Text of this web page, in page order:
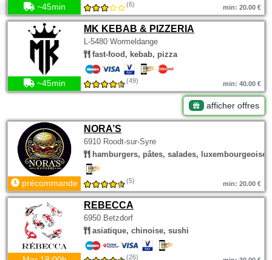
~45min (6) min: 20.00 €
MK KEBAB & PIZZERIA
L-5480 Wormeldange
fast-food, kebab, pizza
~45min (49) min: 40.00 €
afficher offres
NORA’S
6910 Roodt-sur-Syre
hamburgers, pâtes, salades, luxembourgeoise
précommande (5) min: 20.00 €
REBECCA
6950 Betzdorf
asiatique, chinoise, sushi
(26)